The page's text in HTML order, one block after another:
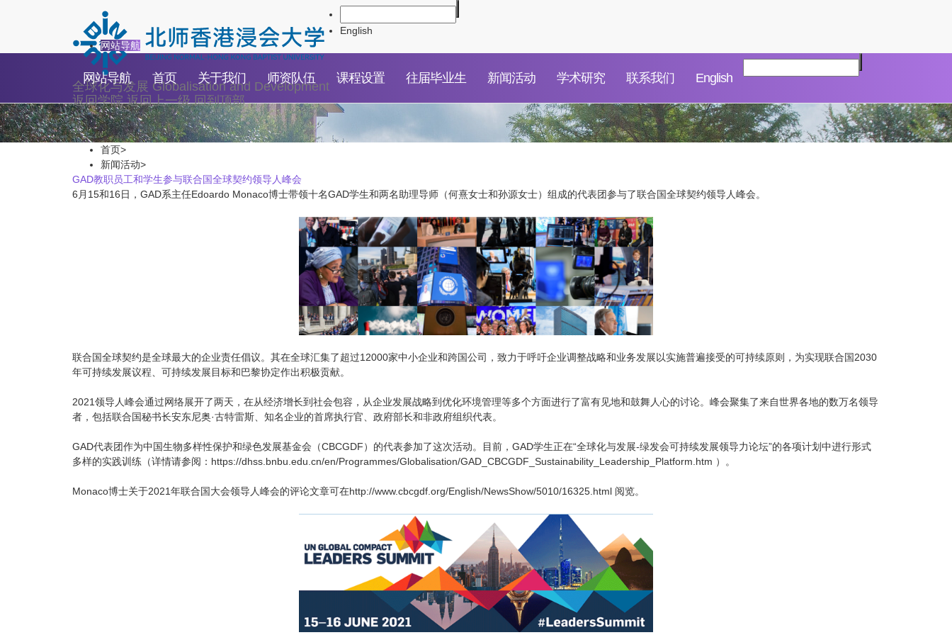
全球化与发展 Globalisation and Development
返回学院 返回上一级 回到顶部
English
网站导航
网站导航 首页 关于我们 师资队伍 课程设置 往届毕业生 新闻活动 学术研究 联系我们 English
首页>
新闻活动>
GAD教职员工和学生参与联合国全球契约领导人峰会
6月15和16日，GAD系主任Edoardo Monaco博士带领十名GAD学生和两名助理导师（何熹女士和孙源女士）组成的代表团参与了联合国全球契约领导人峰会。
联合国全球契约是全球最大的企业责任倡议。其在全球汇集了超过12000家中小企业和跨国公司，致力于呼吁企业调整战略和业务发展以实施普遍接受的可持续原则，为实现联合国2030
年可持续发展议程、可持续发展目标和巴黎协定作出积极贡献。
2021领导人峰会通过网络展开了两天，在从经济增长到社会包容，从企业发展战略到优化环境管理等多个方面进行了富有见地和鼓舞人心的讨论。峰会聚集了来自世界各地的数万名领导
者，包括联合国秘书长安东尼奥·古特雷斯、知名企业的首席执行官、政府部长和非政府组织代表。
GAD代表团作为中国生物多样性保护和绿色发展基金会（CBCGDF）的代表参加了这次活动。目前，GAD学生正在“全球化与发展-绿发会可持续发展领导力论坛”的各项计划中进行形式
多样的实践训练（详情请参阅： https://dhss.bnbu.edu.cn/en/Programmes/Globalisation/GAD_CBCGDF_Sustainability_Leadership_Platform.htm ）。
Monaco博士关于2021年联合国大会领导人峰会的评论文章可在http://www.cbcgdf.org/English/NewsShow/5010/16325.html 阅览。